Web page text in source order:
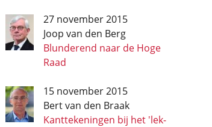
27 november 2015
Joop van den Berg
Blunderend naar de Hoge
Raad
15 november 2015
Bert van den Braak
Kanttekeningen bij het 'lek-